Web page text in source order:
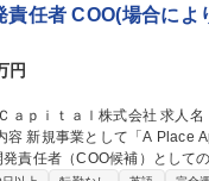
責任者 COO(場合に
円
新規事業】事業開発責任者 COO（場合により候
者（COO候補）としての統括責任